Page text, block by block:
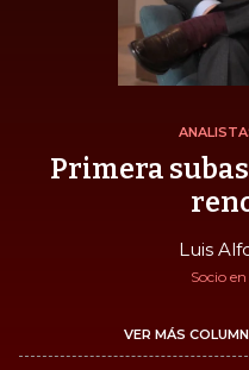
Primera
Luis
Socio
VER MÁS